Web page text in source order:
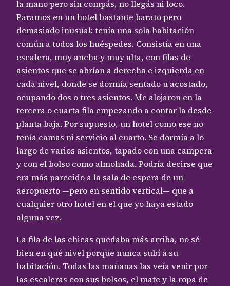
la mano pero sin compás, no llegás ni loco.
Paramos en un hotel bastante barato pero
demasiado inusual: tenía una sola habitación
común a todos los huéspedes. Consistía en una
escalera, muy ancha y muy alta, con filas de
asientos que se abrían a derecha e izquierda en
cada nivel, donde se dormía sentado u acostado,
ocupando dos o tres asientos. Me alojaron en la
tercera o cuarta fila empezando a contar la desde
planta baja. Por supuesto, un hotel como ese no
tenía camas ni servicio al cuarto. Se dormía a lo
largo de varios asientos, tapado con una campera
y con el bolso como almohada. Podría decirse que
era más parecido a la sala de espera de un
aeropuerto —pero en sentido vertical— que a
cualquier otro hotel en el que yo haya estado
alguna vez.
La fila de las chicas quedaba más arriba, no sé
bien en qué nivel porque nunca subí a su
habitación. Todas las mañanas las veía venir por
las escaleras con sus bolsos, el mate y la ropa de